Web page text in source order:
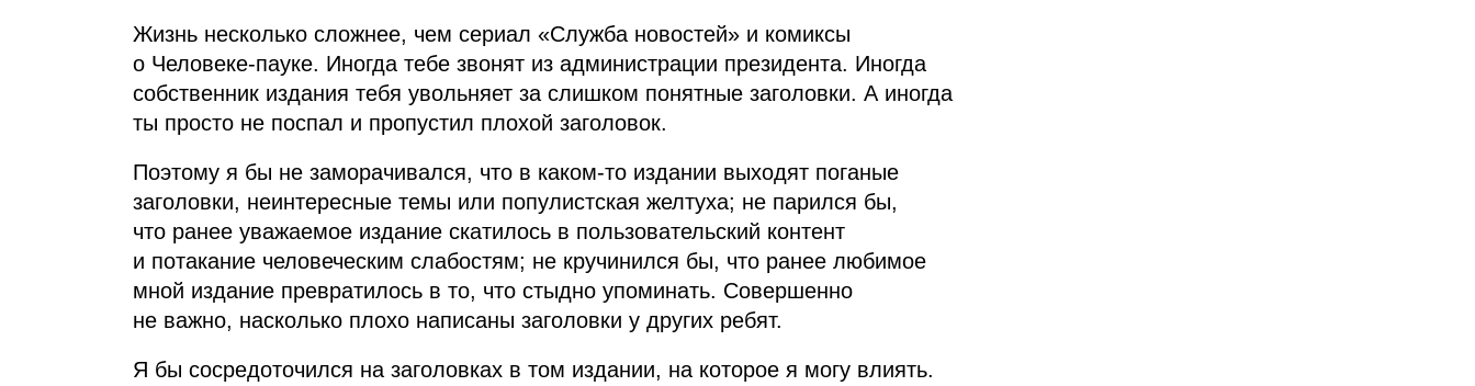
Жизнь несколько сложнее, чем сериал «Служба новостей» и комиксы
о Человеке‑пауке. Иногда тебе звонят из администрации президента. Иногда
собственник издания тебя увольняет за слишком понятные заголовки. А иногда
ты просто не поспал и пропустил плохой заголовок.
Поэтому я бы не заморачивался, что в каком‑то издании выходят поганые
заголовки, неинтересные темы или популистская желтуха; не парился бы,
что ранее уважаемое издание скатилось в пользовательский контент
и потакание человеческим слабостям; не кручинился бы, что ранее любимое
мной издание превратилось в то, что стыдно упоминать. Совершенно
не важно, насколько плохо написаны заголовки у других ребят.
Я бы сосредоточился на заголовках в том издании, на которое я могу влиять.